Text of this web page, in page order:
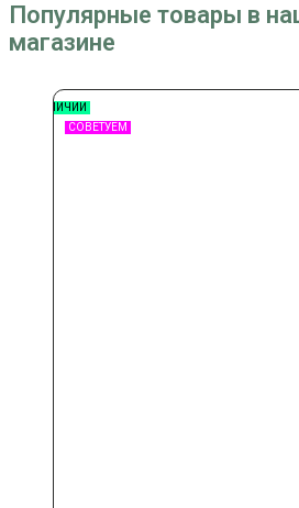
Популярные товары в
магазине
СОВЕТУЕМ
В НАЛИЧИИ